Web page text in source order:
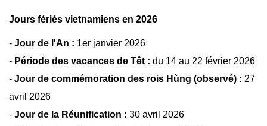
Jours fériés vietnamiens en 2026
- Jour de l'An : 1er janvier 2026
- Période des vacances de Têt : du 14 au 22 février 2026
- Jour de commémoration des rois Hùng (observé) : 27
avril 2026
- Jour de la Réunification : 30 avril 2026